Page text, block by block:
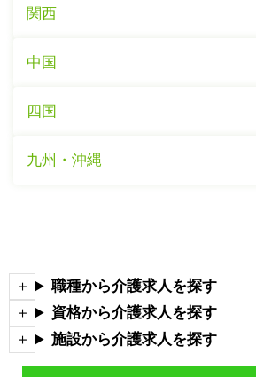
関西
中国
四国
九州・沖縄
職種から介護求人を探す
資格から介護求人を探す
施設から介護求人を探す